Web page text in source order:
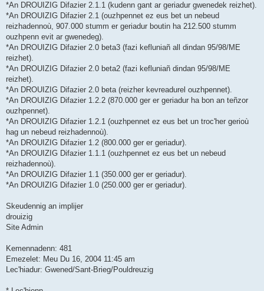
*An DROUIZIG Difazier 2.1.1 (kudenn gant ar geriadur gwenedek reizhet).
*An DROUIZIG Difazier 2.1 (ouzhpennet ez eus bet un nebeud
reizhadennoù, 907.000 stumm er geriadur boutin ha 212.500 stumm
ouzhpenn evit ar gwenedeg).
*An DROUIZIG Difazier 2.0 beta3 (fazi kefluniañ all dindan 95/98/ME
reizhet).
*An DROUIZIG Difazier 2.0 beta2 (fazi kefluniañ dindan 95/98/ME
reizhet).
*An DROUIZIG Difazier 2.0 beta (reizher kevreadurel ouzhpennet).
*An DROUIZIG Difazier 1.2.2 (870.000 ger er geriadur ha bon an teñzor
ouzhpennet).
*An DROUIZIG Difazier 1.2.1 (ouzhpennet ez eus bet un troc'her gerioù
hag un nebeud reizhadennoù).
*An DROUIZIG Difazier 1.2 (800.000 ger er geriadur).
*An DROUIZIG Difazier 1.1.1 (ouzhpennet ez eus bet un nebeud
reizhadennoù).
*An DROUIZIG Difazier 1.1 (350.000 ger er geriadur).
*An DROUIZIG Difazier 1.0 (250.000 ger er geriadur).
Skeudennig an implijer
drouizig
Site Admin
Kemennadenn: 481
Emezelet: Meu Du 16, 2004 11:45 am
Lec'hiadur: Gwened/Sant-Brieg/Pouldreuzig